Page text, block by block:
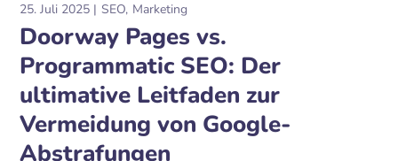
25. Juli 2025 SEO Marketing
Doorway Pages vs.
Programmatic SEO: Der
ultimative Leitfaden zur
Vermeidung von Google-
Abstrafungen